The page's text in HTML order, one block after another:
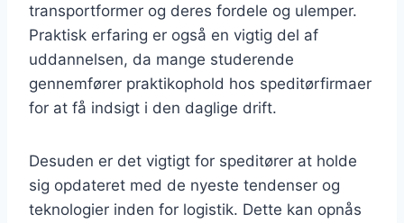
transportformer og deres fordele og ulemper.
Praktisk erfaring er også en vigtig del af
uddannelsen, da mange studerende
gennemfører praktikophold hos speditørfirmaer
for at få indsigt i den daglige drift.
Desuden er det vigtigt for speditører at holde
sig opdateret med de nyeste tendenser og
teknologier inden for logistik. Dette kan opnås